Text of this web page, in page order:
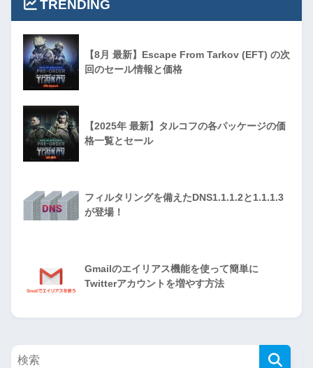
TRENDING
【8月 最新】Escape From Tarkov (EFT) の次
回のセール情報と価格
【2025年 最新】タルコフの各パッケージの価
格一覧とセール
フィルタリングを備えたDNS1.1.1.2と1.1.1.3
が登場！
Gmailのエイリアス機能を使って簡単に
Twitterアカウントを増やす方法